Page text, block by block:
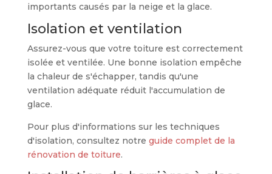
importants causés par la neige et la glace.
Isolation et ventilation
Assurez-vous que votre toiture est correctement
isolée et ventilée. Une bonne isolation empêche
la chaleur de s'échapper, tandis qu'une
ventilation adéquate réduit l'accumulation de
glace.
Pour plus d'informations sur les techniques
d'isolation, consultez notre guide complet de la
rénovation de toiture.